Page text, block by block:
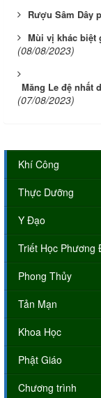
Rượu Sâm Dây
Mùi vị khác biệt
(08/08/2023)
Măng Le đệ nhất
(07/08/2023)
Khí Công
Thực Dưỡng
Y Đạo
Triết Học Phương
Phong Thủy
Tản Mạn
Khoa Học
Phật Giáo
Chương trình